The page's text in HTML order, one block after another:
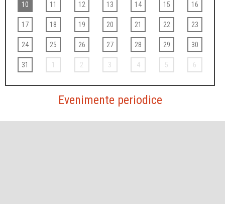
10 11 12 13 14 15 16
17 18 19 20 21 22 23
24 25 26 27 28 29 30
31 1 2 3 4 5 6
Evenimente periodice